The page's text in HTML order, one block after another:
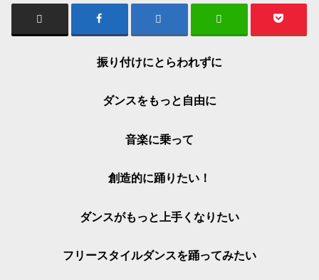
振り付けにとらわれずに
ダンスをもっと自由に
音楽に乗って
創造的に踊りたい！
ダンスがもっと上手くなりたい
フリースタイルダンスを踊ってみたい